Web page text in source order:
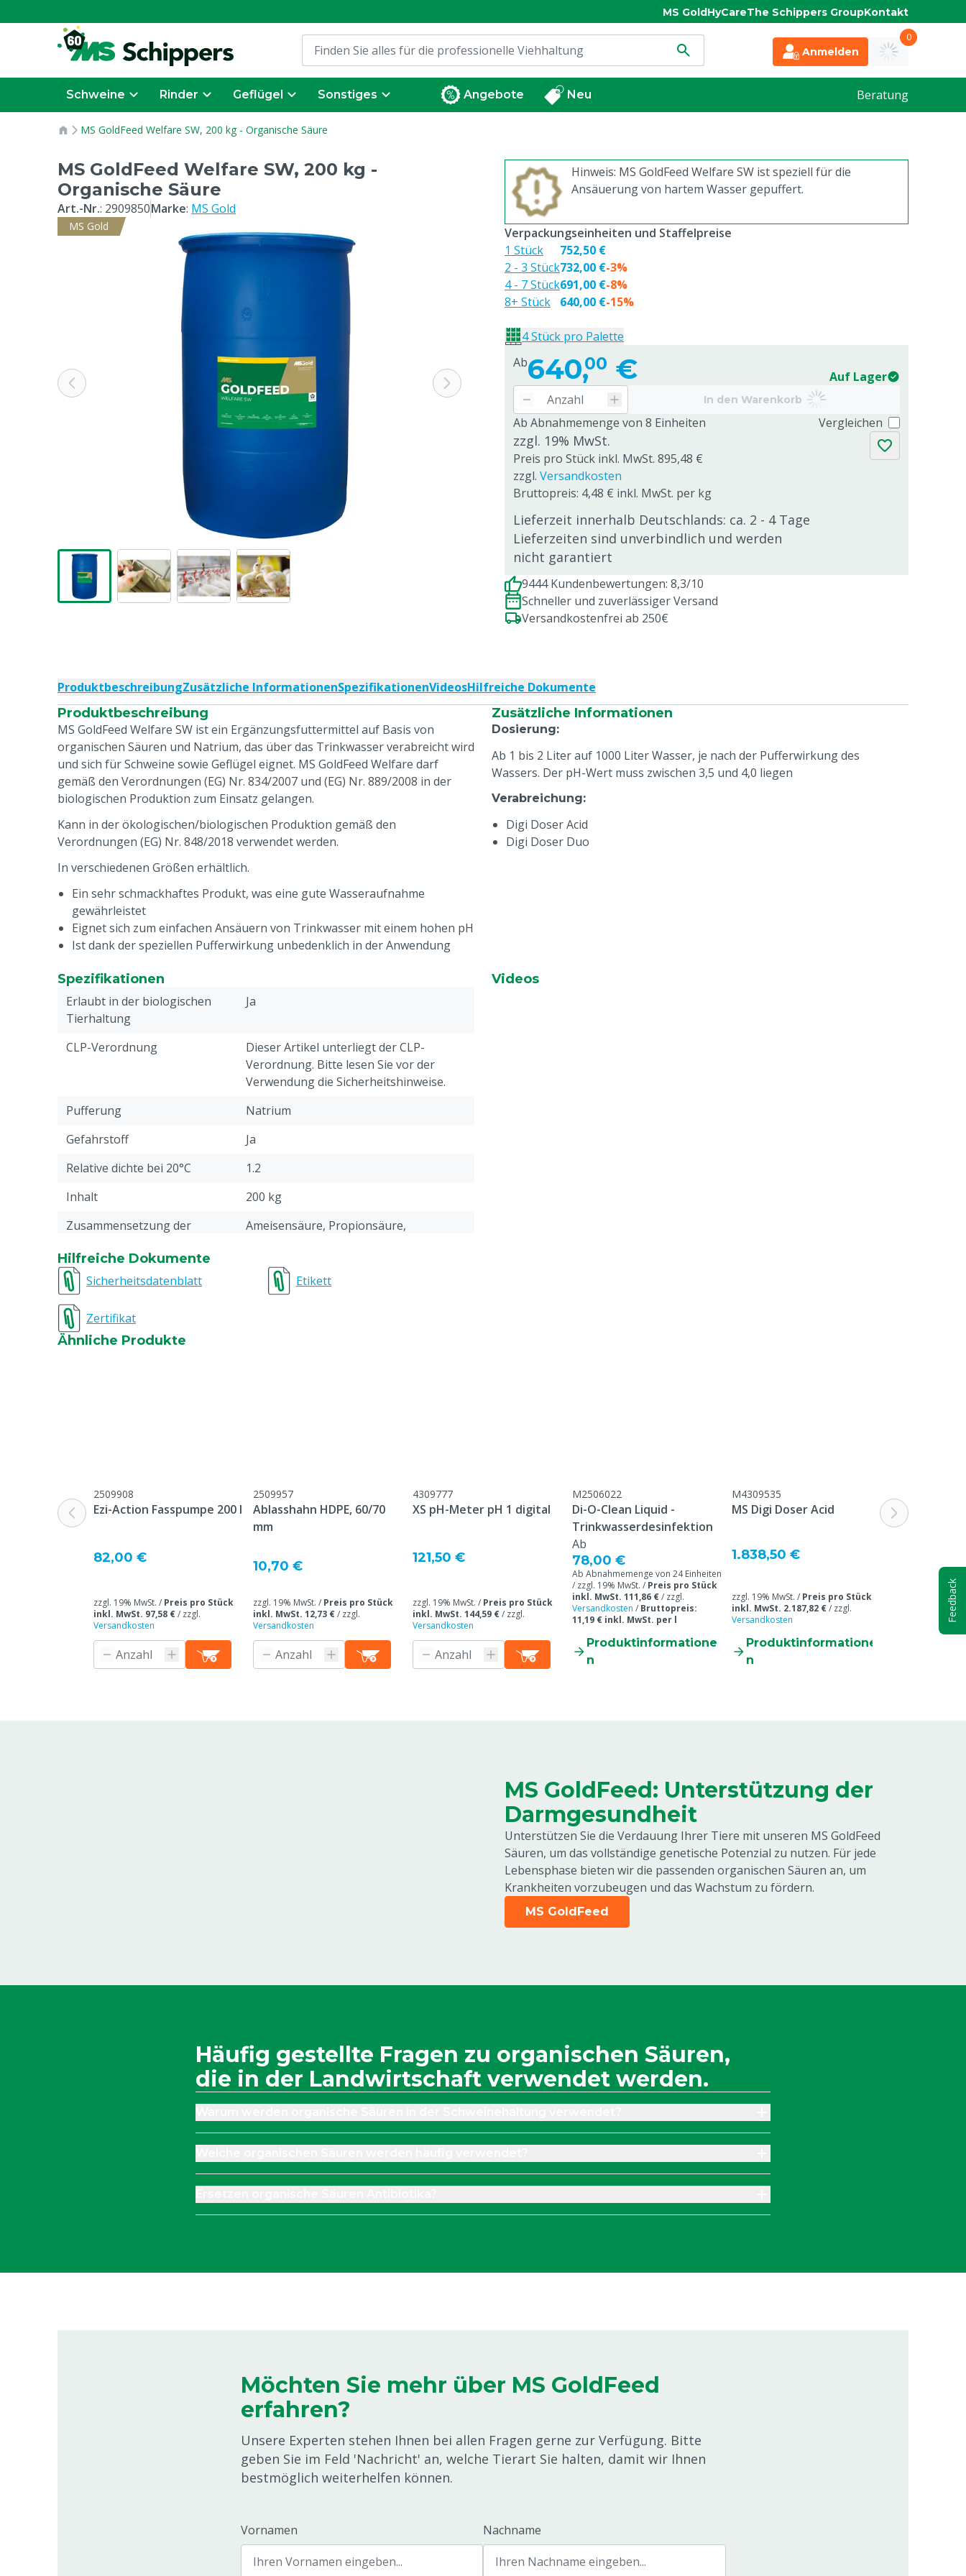
MS GoldHyCareThe Schippers GroupKontakt
Anmelden
0
Schweine Rinder Geflügel Sonstiges Angebote Neu Beratung
MS GoldFeed Welfare SW, 200 kg - Organische Säure
MS GoldFeed Welfare SW, 200 kg -
Organische Säure
Art.-Nr.: 2909850Marke: MS Gold
MS Gold
Hinweis: MS GoldFeed Welfare SW ist speziell für die
Ansäuerung von hartem Wasser gepuffert.
Ab640,00 € Auf Lager
In den Warenkorb
Ab Abnahmemenge von 8 Einheiten
zzgl. 19% MwSt.
Preis pro Stück inkl. MwSt. 895,48 €
zzgl. Versandkosten
Bruttopreis: 4,48 € inkl. MwSt. per kg
Lieferzeit innerhalb Deutschlands: ca. 2 - 4 Tage
Lieferzeiten sind unverbindlich und werden
nicht garantiert
Vergleichen
Verpackungseinheiten und Staffelpreise
1 Stück
2 - 3 Stück
4 - 7 Stück
8+ Stück
752,50 €
732,00 €
691,00 €
640,00 €
-3%
-8%
-15%
4 Stück pro Palette
9444 Kundenbewertungen: 8,3/10
Schneller und zuverlässiger Versand
Versandkostenfrei ab 250€
ProduktbeschreibungZusätzliche InformationenSpezifikationenVideosHilfreiche Dokumente
Produktbeschreibung
MS GoldFeed Welfare SW ist ein Ergänzungsfuttermittel auf Basis von
organischen Säuren und Natrium, das über das Trinkwasser verabreicht wird
und sich für Schweine sowie Geflügel eignet. MS GoldFeed Welfare darf
gemäß den Verordnungen (EG) Nr. 834/2007 und (EG) Nr. 889/2008 in der
biologischen Produktion zum Einsatz gelangen.
Kann in der ökologischen/biologischen Produktion gemäß den
Verordnungen (EG) Nr. 848/2018 verwendet werden.
In verschiedenen Größen erhältlich.
Ein sehr schmackhaftes Produkt, was eine gute Wasseraufnahme
gewährleistet
Eignet sich zum einfachen Ansäuern von Trinkwasser mit einem hohen pH
Ist dank der speziellen Pufferwirkung unbedenklich in der Anwendung
Zusätzliche Informationen
Dosierung:
Ab 1 bis 2 Liter auf 1000 Liter Wasser, je nach der Pufferwirkung des
Wassers. Der pH-Wert muss zwischen 3,5 und 4,0 liegen
Verabreichung:
Digi Doser Acid
Digi Doser Duo
Spezifikationen
Erlaubt in der biologischen
Tierhaltung
Ja
CLP-Verordnung
Dieser Artikel unterliegt der CLP-
Verordnung. Bitte lesen Sie vor der
Verwendung die Sicherheitshinweise.
Pufferung
Natrium
Gefahrstoff
Ja
Relative dichte bei 20°C
1.2
Inhalt
200 kg
Zusammensetzung der
Ameisensäure, Propionsäure,
Wasserhärte
Hart
Stückzahl
Inhalt der Verpackung
Tierarten
Schweine, Geflügel
Grund nicht rückgabefähig
Dieses Tierfutterergänzungsmittel kann
retourniert werden.
Videos
Hilfreiche Dokumente
Sicherheitsdatenblatt
Etikett
Zertifikat
Ähnliche Produkte
2509908
Ezi-Action Fasspumpe 200 l
82,00 €
zzgl. 19% MwSt. / Preis pro Stück
inkl. MwSt. 97,58 €/ zzgl.
Versandkosten
2509957
Ablasshahn HDPE, 60/70
mm
10,70 €
zzgl. 19% MwSt. / Preis pro Stück
inkl. MwSt. 12,73 €/ zzgl.
Versandkosten
4309777
XS pH-Meter pH 1 digital
121,50 €
zzgl. 19% MwSt. / Preis pro Stück
inkl. MwSt. 144,59 €/ zzgl.
Versandkosten
M2506022
Di-O-Clean Liquid -
Trinkwasserdesinfektion
Ab
78,00 €
Ab Abnahmemenge von 24 Einheiten
/ zzgl. 19% MwSt. / Preis pro Stück
inkl. MwSt. 111,86 €/ zzgl.
Versandkosten / Bruttopreis:
11,19 € inkl. MwSt. per l
Produktinformatione
n
M4309535
MS Digi Doser Acid
1.838,50 €
zzgl. 19% MwSt. / Preis pro Stück
inkl. MwSt. 2.187,82 €/ zzgl.
Versandkosten
Produktinformatione
n
MS Digi
zzgl. 19% MwSt. /
inkl. MwSt.
Versandkosten
MS GoldFeed: Unterstützung der
Darmgesundheit
Unterstützen Sie die Verdauung Ihrer Tiere mit unseren MS GoldFeed
Säuren, um das vollständige genetische Potenzial zu nutzen. Für jede
Lebensphase bieten wir die passenden organischen Säuren an, um
Krankheiten vorzubeugen und das Wachstum zu fördern.
MS GoldFeed
Häufig gestellte Fragen zu organischen Säuren,
die in der Landwirtschaft verwendet werden.
Möchten Sie mehr über MS GoldFeed
erfahren?
Unsere Experten stehen Ihnen bei allen Fragen gerne zur Verfügung. Bitte
geben Sie im Feld 'Nachricht' an, welche Tierart Sie halten, damit wir Ihnen
bestmöglich weiterhelfen können.
Vornamen Nachname
Feedback